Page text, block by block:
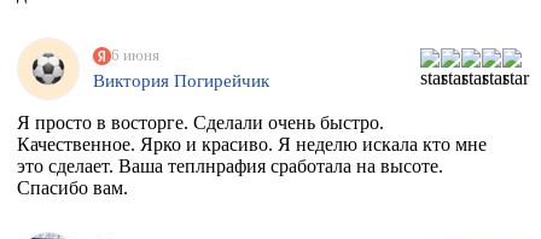
6 июня
Виктория Погирейчик
Я просто в восторге. Сделали очень быстро.
Качественное. Ярко и красиво. Я неделю искала кто мне
это сделает. Ваша теплнрафия сработала на высоте.
Спасибо вам.